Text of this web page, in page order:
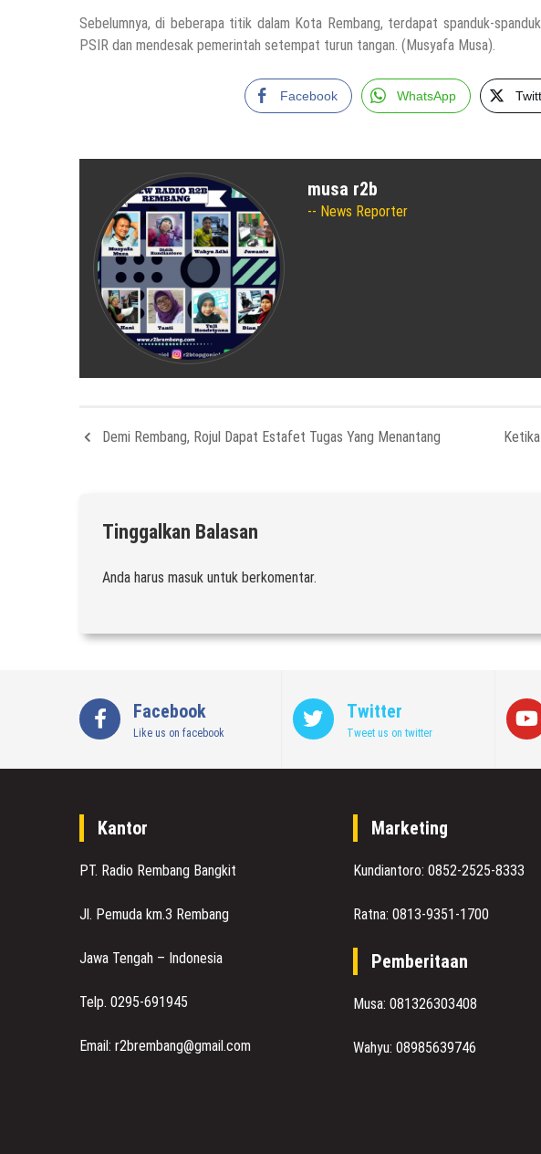
Sebelumnya, di beberapa titik dalam Kota Rembang, terdapat spanduk-
PSIR dan mendesak pemerintah setempat turun tangan. (Musyafa Musa).
Facebook WhatsApp
musa r2b
News Reporter
Demi Rembang, Rojul Dapat Estafet Tugas Yang Menantang
Tinggalkan Balasan
Anda harus masuk untuk berkomentar.
Facebook
Like us on facebook
Twitter
Tweet us on twitter
Kantor
PT. Radio Rembang Bangkit
Jl. Pemuda km.3 Rembang
Jawa Tengah – Indonesia
Telp. 0295-691945
Email: r2brembang@gmail.com
Marketing
Kundiantoro: 0852-2525-8333
Ratna: 0813-9351-1700
Pemberitaan
Musa: 081326303408
Wahyu: 08985639746